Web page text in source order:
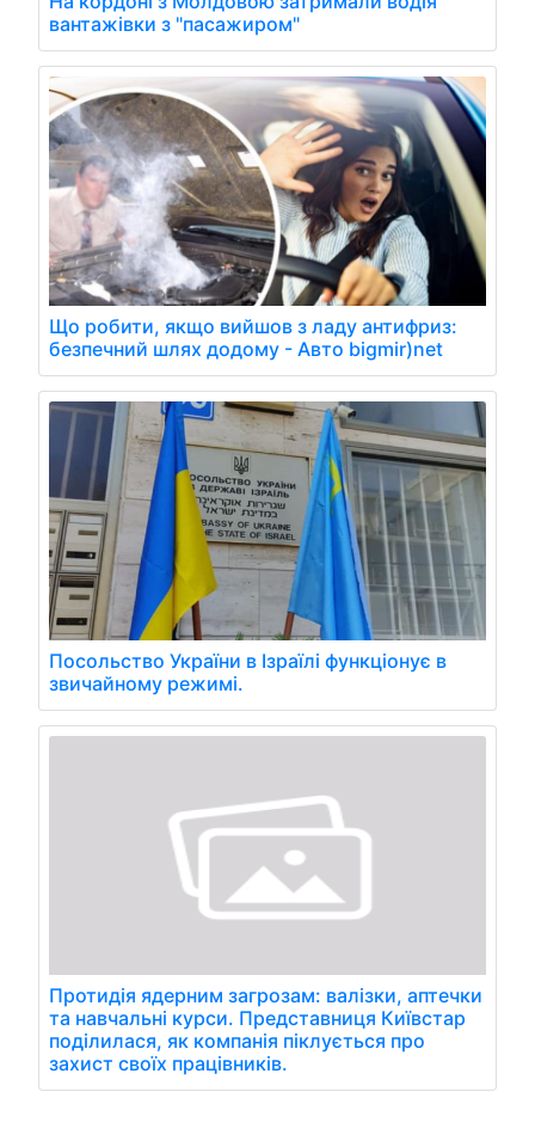
вантажівки з "пасажиром"
Що робити, якщо вийшов з ладу антифриз:
безпечний шлях додому - Авто bigmir)net
Посольство України в Ізраїлі функціонує в
звичайному режимі.
Протидія ядерним загрозам: валізки, аптечки
та навчальні курси. Представниця Київстар
поділилася, як компанія піклується про
захист своїх працівників.